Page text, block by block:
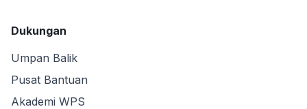
Dukungan
Umpan Balik
Pusat Bantuan
Akademi WPS